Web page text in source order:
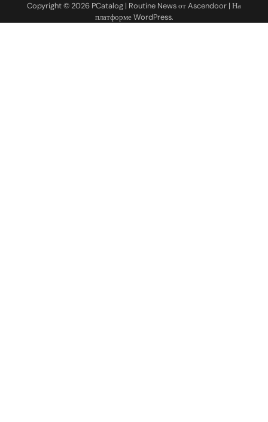
Copyright © 2026 PCatalog | Routine News отAscendoor | На
платформеWordPress.